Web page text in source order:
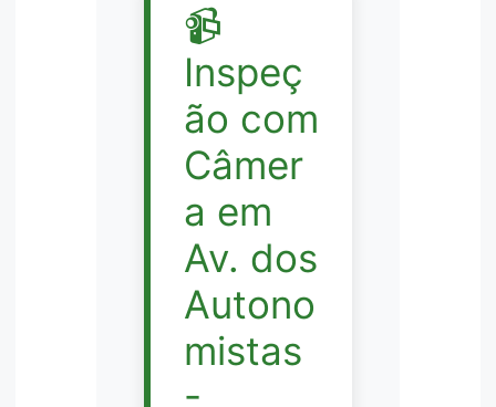
📹
Inspeç
ão com
Câmer
a em
Av. dos
Autono
mistas
-